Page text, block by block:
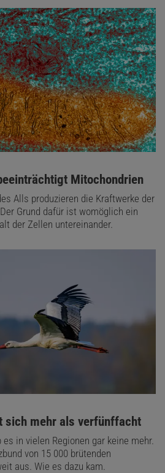
Mitochondrien
Alls produzieren die Kraftwerke der
Grund dafür ist womöglich ein
der Zellen untereinander.
sich mehr als verfünffacht
in vielen Regionen gar keine mehr.
von 15 000 brütenden
aus. Wie es dazu kam.